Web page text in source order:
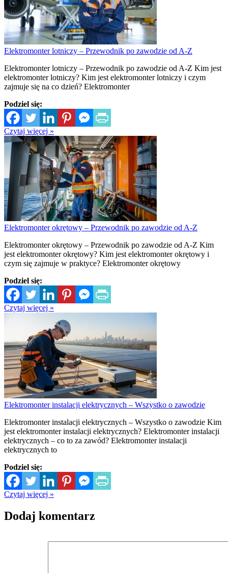
Elektromonter lotniczy – Przewodnik po zawodzie od A-Z
Elektromonter lotniczy – Przewodnik po zawodzie od A-Z Kim jest
elektromonter lotniczy? Kim jest elektromonter lotniczy i czym
zajmuje się na co dzień? Elektromonter
Podziel się:
Czytaj więcej »
Elektromonter okrętowy – Przewodnik po zawodzie od A-Z
Elektromonter okrętowy – Przewodnik po zawodzie od A-Z Kim
jest elektromonter okrętowy? Kim jest elektromonter okrętowy i
czym się zajmuje w praktyce? Elektromonter okrętowy
Podziel się:
Czytaj więcej »
Elektromonter instalacji elektrycznych – Wszystko o zawodzie
Elektromonter instalacji elektrycznych – Wszystko o zawodzie Kim
jest elektromonter instalacji elektrycznych? Elektromonter instalacji
elektrycznych – co to za zawód? Elektromonter instalacji
elektrycznych to
Podziel się:
Czytaj więcej »
Dodaj komentarz